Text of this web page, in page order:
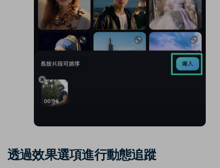
透過效果選項進行動態追蹤